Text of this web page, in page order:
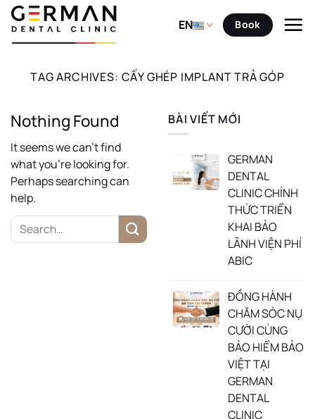
Skip
content
EN Book
TAG ARCHIVES: CẤY GHÉP IMPLANT TRẢ GÓP
Nothing Found
It seems we can’t find
what you’re looking for.
Perhaps searching can
help.
BÀI VIẾT MỚI
GERMAN
DENTAL
CLINIC CHÍNH
THỨC TRIỂN
KHAI BẢO
LÃNH VIỆN PHÍ
ABIC
ĐỒNG HÀNH
CHĂM SÓC NỤ
CƯỜI CÙNG
BẢO HIỂM BẢO
VIỆT TẠI
GERMAN
DENTAL
CLINIC